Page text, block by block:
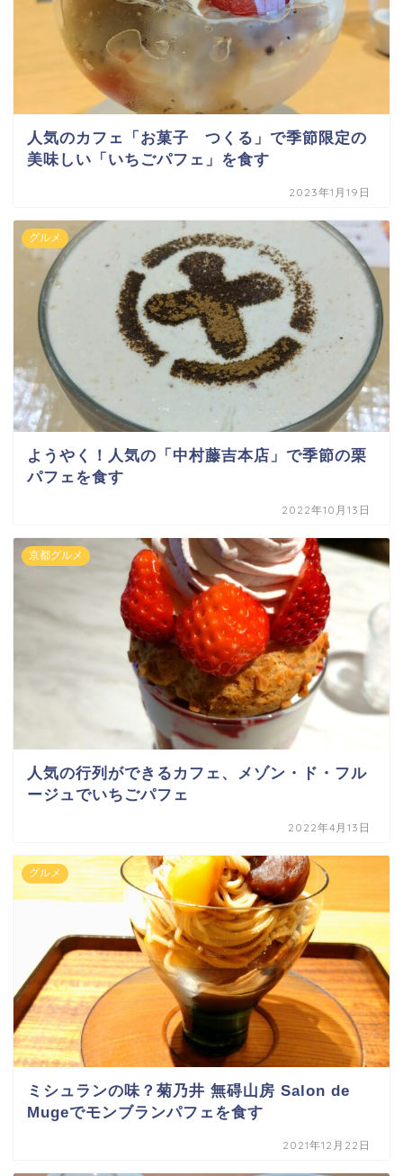
人気のカフェ「お菓子 つくる」で季節限定の
美味しい「いちごパフェ」を食す
2023年1月19日
グルメ
ようやく！人気の「中村藤吉本店」で季節の栗
パフェを食す
2022年10月13日
京都グルメ
人気の行列ができるカフェ、メゾン・ド・フル
ージュでいちごパフェ
2022年4月13日
グルメ
ミシュランの味？菊乃井 無碍山房 Salon de
Mugeでモンブランパフェを食す
2021年12月22日